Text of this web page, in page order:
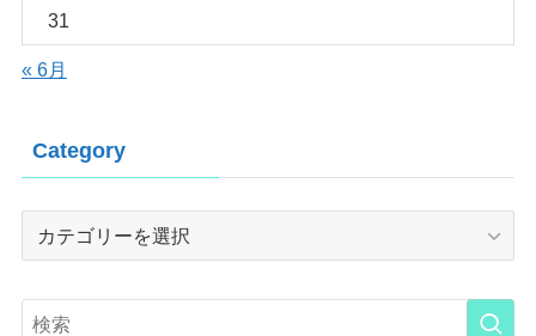
31
« 6月
Category
Category